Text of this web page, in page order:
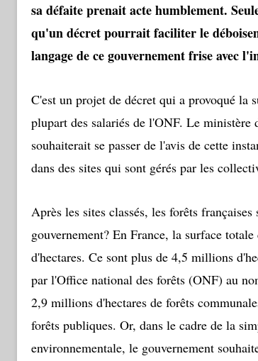
sa défaite prenait acte humblement.
qu'un décret pourrait faciliter le
langage de ce gouvernement frise avec
C'est un projet de décret qui a provoqué la
plupart des salariés de l'ONF. Le
souhaiterait se passer de l'avis de cette
dans des sites qui sont gérés par les
Après les sites classés, les forêts
gouvernement? En France, la surface
d'hectares. Ce sont plus de 4,5 millions
par l'Office national des forêts (ONF) au
2,9 millions d'hectares de forêts
forêts publiques. Or, dans le cadre de la
environnementale, le gouvernement